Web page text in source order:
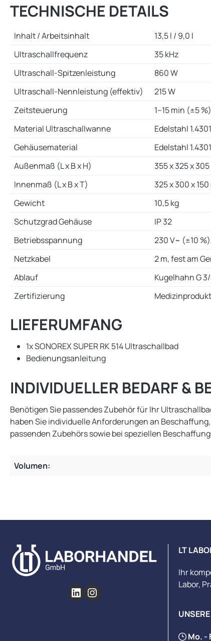
TECHNISCHE DETAILS
Inhalt / Arbeitsinhalt
13,5 l / 9,0 l
Ultraschallfrequenz
35 kHz
Ultraschall-Spitzenleistung
860 W
Ultraschall-Nennleistung (effektiv)
215 W
Zeitsteuerung
1–15 min (±5
Material Ultraschallwanne
Edelstahl
Gehäusematerial
Edelstahl 1.4301
Außenmaß (L x B x H)
355 x 325 x
Innenmaß (L x B x T)
325 x 300 x
Gewicht
10,5 kg
Schutzgrad Gehäuse
IP 32
Betriebsspannung
230 V~ (±10
Netzkabel
2 m, fest am
Ablauf
Kugelhahn G
Zertifizierung
LIEFERUMFANG
1x SONOREX SUPER RK 514 Ultraschallbad
Bedienungsanleitung
INDIVIDUELLER BEDARF &
Benötigen Sie passendes Zubehör für Ihr
haben Sie individuelle Anforderungen an
passenden Zubehörs sowie bei speziellen
Volumen:
LT
Ihr
Labor,
Mo. -